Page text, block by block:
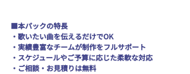
■本パックの特長
・歌いたい曲を伝えるだけでOK
・実績豊富なチームが制作をフルサポート
・スケジュールやご予算に応じた柔軟な対応
・ご相談・お見積りは無料